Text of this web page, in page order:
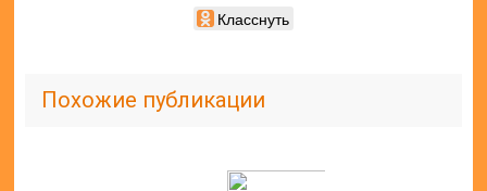
Класснуть
Похожие публикации